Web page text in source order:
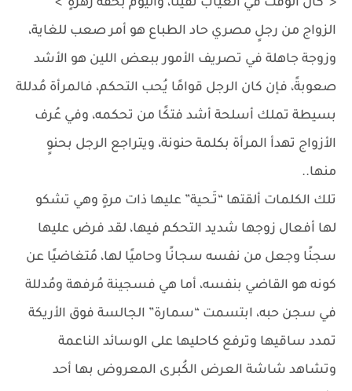
<“كان الوقت في الغياب ثقيلًا، واليوم بخفة زهرةٍ”>
الزواج من رجلٍ مصري حاد الطباع هو أمر صعب للغاية،
وزوجة جاهلة في تصريف الأمور ببعض اللين هو الأشد
صعوبةً، فإن كان الرجل قوامًا يُحب التحكم، فالمرأة مُدللة
بسيطة تملك أسلحة أشد فتكًا من تحكمه، وفي عُرف
الأزواج تهدأ المرأة بكلمة حنونة، ويتراجع الرجل بحنوٍ
منها..
تلك الكلمات ألقتها “تَـحية” عليها ذات مرةٍ وهي تشكو
لها أفعال زوجها شديد التحكم فيها، لقد فرض عليها
سجنًا وجعل من نفسه سجانًا وحاميًا لها، مُتغاضيًا عن
كونه هو القاضي بنفسه، أما هي فسجينة مُرفهة ومُدللة
في سجن حبه، ابتسمت “سمارة” الجالسة فوق الأريكة
تمدد ساقيها وترفع كاحليها على الوسائد الناعمة
وتشاهد شاشة العرض الكُبرى المعروض بها أحد